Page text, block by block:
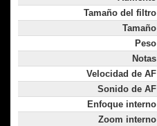
Tamaño del filtro
Tamaño
Peso
Notas
Velocidad de AF
Sonido de AF
Enfoque interno
Zoom interno